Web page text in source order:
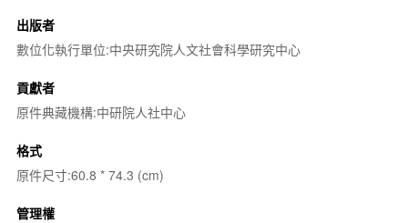
出版者
數位化執行單位:中央研究院人文社會科學研究中心
貢獻者
原件典藏機構:中研院人社中心
格式
原件尺寸:60.8 * 74.3 (cm)
管理權